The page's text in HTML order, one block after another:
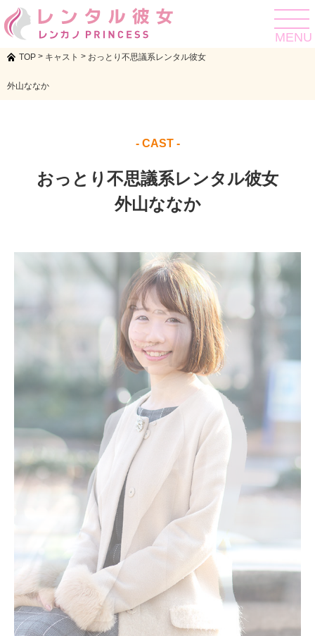
toggle
MENU
TOP > キャスト > おっとり不思議系レンタル彼女
外山ななか
- CAST -
おっとり不思議系レンタル彼女
外山ななか